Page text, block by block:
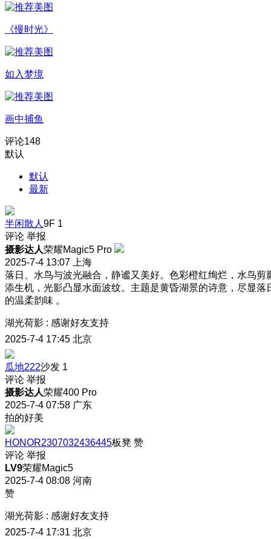
《慢时光》
如入梦境
画中捕鱼
评论148
默认
默认
最新
半闲散人 9F 1
评论 举报
摄影达人荣耀Magic5 Pro
2025-7-4 13:07
上海
落日、水鸟与波光融合，静谧又美好。色彩橙红绚烂，水鸟剪
添生机，光影凸显水面波纹。主题是黄昏湖景的诗意，尽显落
的温柔韵味 。
湖光荷影 : 感谢好友支持
2025-7-4 17:45 北京
瓜地222沙发 1
评论 举报
摄影达人荣耀400 Pro
2025-7-4 07:58 广东
拍的好美
HONOR2307032436445板凳 赞
评论 举报
LV9荣耀Magic5
2025-7-4 08:08 河南
赞
湖光荷影 : 感谢好友支持
2025-7-4 17:31 北京